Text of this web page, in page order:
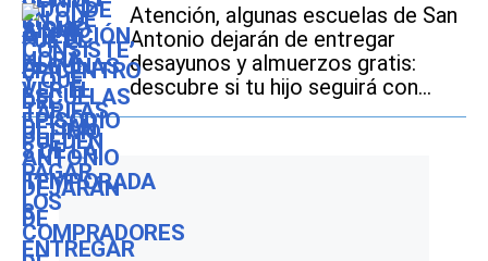
Atención, algunas escuelas de San
Antonio dejarán de entregar
desayunos y almuerzos gratis:
descubre si tu hijo seguirá con
este beneficio durante el ciclo